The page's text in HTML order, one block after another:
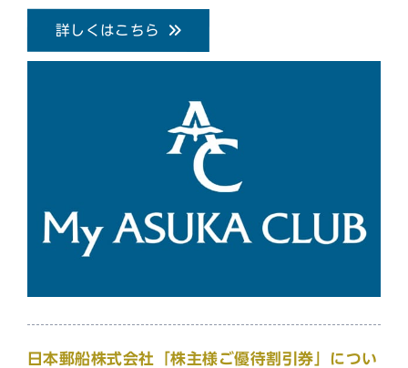
詳しくはこちら
日本郵船株式会社「株主様ご優待割引券」につい